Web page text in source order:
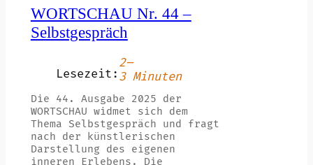
WORTSCHAU Nr. 44 –
Selbstgespräch
Lesezeit:
2–
3 Minuten
Die 44. Ausgabe 2025 der
WORTSCHAU widmet sich dem
Thema Selbstgespräch und fragt
nach der künstlerischen
Darstellung des eigenen
inneren Erlebens. Die